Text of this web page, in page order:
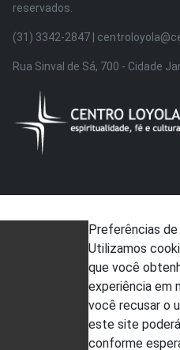
reservados.
(31) 3342-2847 |
Rua Sinval de Sá, 700 - Cidade
Preferências de
Utilizamos
que você
experiência em
você recusar o
este site
conforme